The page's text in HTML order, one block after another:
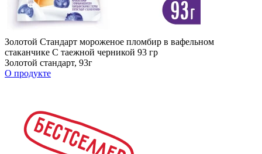
Золотой Стандарт мороженое пломбир в вафельном
стаканчике С таежной черникой 93 гр
Золотой стандарт, 93г
О продукте